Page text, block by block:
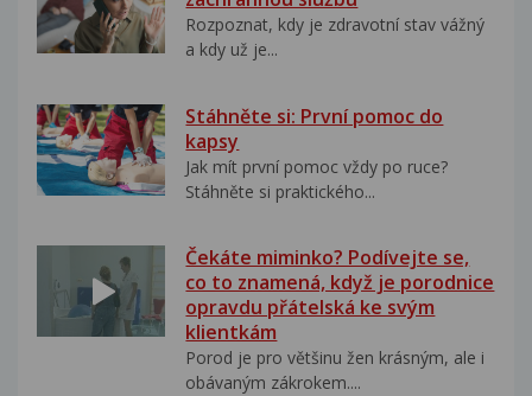
Rozpoznat, kdy je zdravotní stav vážný
a kdy už je...
Stáhněte si: První pomoc do
kapsy
Jak mít první pomoc vždy po ruce?
Stáhněte si praktického...
Čekáte miminko? Podívejte se,
co to znamená, když je porodnice
opravdu přátelská ke svým
klientkám
Porod je pro většinu žen krásným, ale i
obávaným zákrokem....